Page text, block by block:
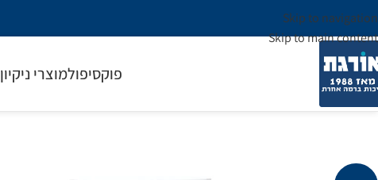
Skip to navigation
Skip to main content
פוקסיפולמוצרי ניקיון